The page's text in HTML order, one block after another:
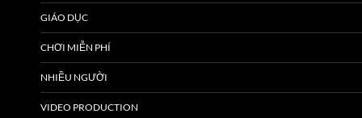
GIÁO DỤC
CHƠI MIỄN PHÍ
NHIỀU NGƯỜI
VIDEO PRODUCTION